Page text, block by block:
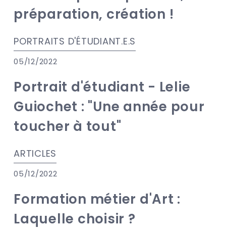
préparation, création !
PORTRAITS D'ÉTUDIANT.E.S
05/12/2022
Portrait d'étudiant - Lelie
Guiochet : "Une année pour
toucher à tout"
ARTICLES
05/12/2022
Formation métier d'Art :
Laquelle choisir ?